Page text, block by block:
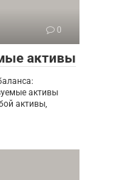
0
активы
активы
активы,